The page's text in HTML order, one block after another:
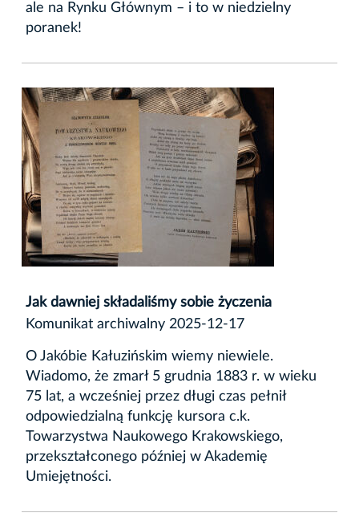
ale na Rynku Głównym – i to w niedzielny
poranek!
Jak dawniej składaliśmy sobie życzenia
Komunikat archiwalny 2025-12-17
O Jakóbie Kałuzińskim wiemy niewiele.
Wiadomo, że zmarł 5 grudnia 1883 r. w wieku
75 lat, a wcześniej przez długi czas pełnił
odpowiedzialną funkcję kursora c.k.
Towarzystwa Naukowego Krakowskiego,
przekształconego później w Akademię
Umiejętności.